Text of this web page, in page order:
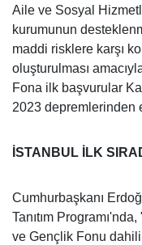
Aile ve Sosyal
kurumunun
maddi risklere karşı
oluşturulması
Fona ilk başvurular
2023 depremlerinden
İSTANBUL İLK
Cumhurbaşkanı
Tanıtım
ve Gençlik Fonu